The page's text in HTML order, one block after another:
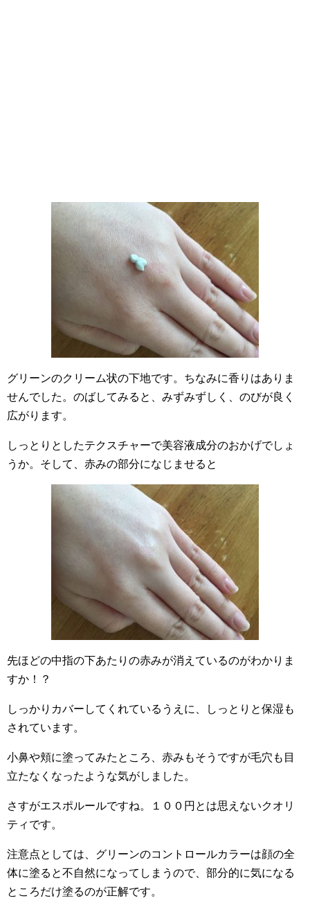
グリーンのクリーム状の下地です。ちなみに香りはありま
せんでした。のばしてみると、みずみずしく、のびが良く
広がります。
しっとりとしたテクスチャーで美容液成分のおかげでしょ
うか。そして、赤みの部分になじませると
先ほどの中指の下あたりの赤みが消えているのがわかりま
すか！？
しっかりカバーしてくれているうえに、しっとりと保湿も
されています。
小鼻や頬に塗ってみたところ、赤みもそうですが毛穴も目
立たなくなったような気がしました。
さすがエスポルールですね。１００円とは思えないクオリ
ティです。
注意点としては、グリーンのコントロールカラーは顔の全
体に塗ると不自然になってしまうので、部分的に気になる
ところだけ塗るのが正解です。